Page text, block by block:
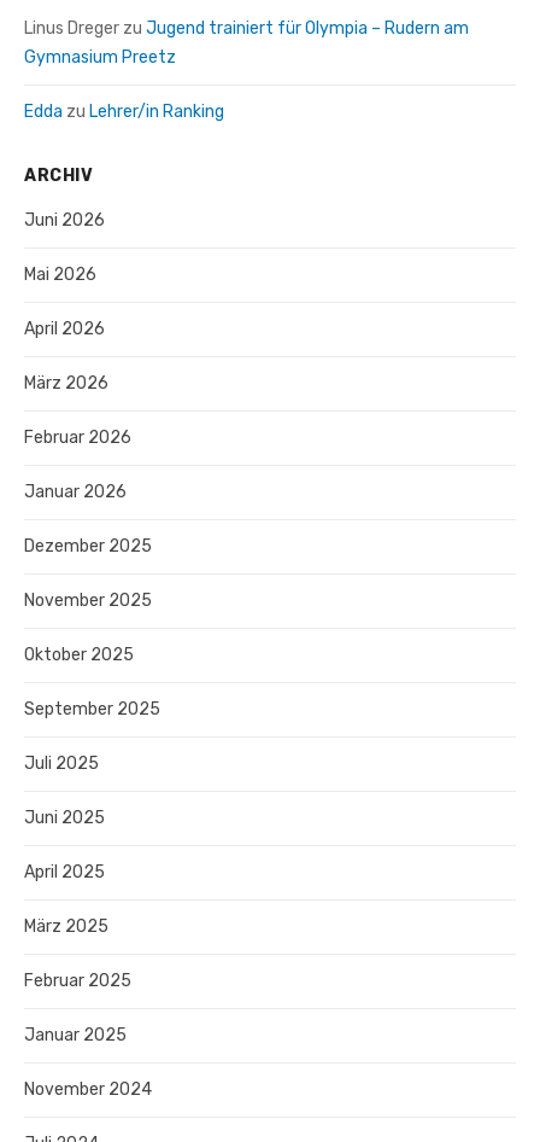
Linus Dreger zu Jugend trainiert für Olympia – Rudern am
Gymnasium Preetz
Edda zu Lehrer/in Ranking
ARCHIV
Juni 2026
Mai 2026
April 2026
März 2026
Februar 2026
Januar 2026
Dezember 2025
November 2025
Oktober 2025
September 2025
Juli 2025
Juni 2025
April 2025
März 2025
Februar 2025
Januar 2025
November 2024